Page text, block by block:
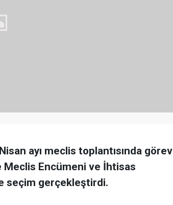
ayı meclis toplantısında görev
Encümeni ve İhtisas
seçim gerçekleştirdi.